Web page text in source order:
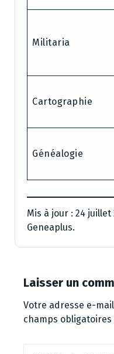
Militaria
Cartographie
Généalogie
Mis à jour : 24
Geneaplus.
Laisser un
Votre adresse e-
champs